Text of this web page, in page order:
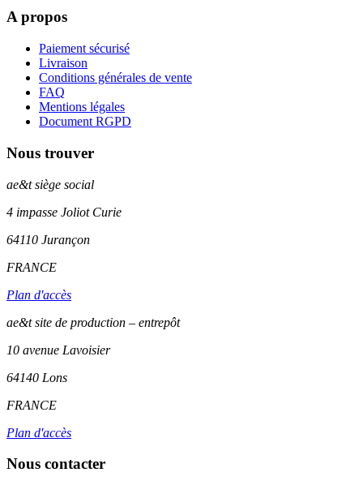
A propos
Paiement sécurisé
Livraison
Conditions générales de vente
FAQ
Mentions légales
Document RGPD
Nous trouver
ae&tsiège social
4 impasse Joliot Curie
64110 Jurançon
FRANCE
Plan d'accès
ae&t site de production – entrepôt
10 avenue Lavoisier
64140 Lons
FRANCE
Plan d'accès
Nous contacter